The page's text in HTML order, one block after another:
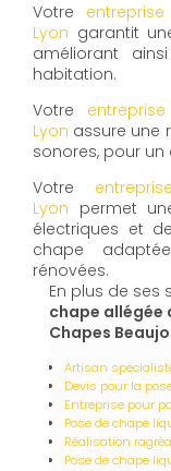
Votre
Lyon garantit
améliorant
habitation.
Votre
Lyon assure une
sonores, pour
Votre
Lyon permet
électriques et
chape
rénovées.
En plus de ses
chape allégée
Chapes
Artisan
Devis pour la
Entreprise pour
Pose de chape
Réalisation
Pose de chape